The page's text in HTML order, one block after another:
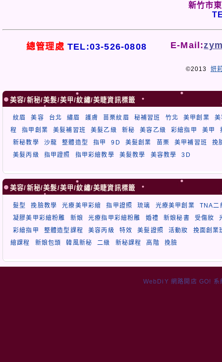
新竹市
總管理處 TEL:03-526-0808 E-Mail:
©2013 妍
美容/新秘/美髮/美甲/紋繡/美睫資訊標籤
紋眉 美容 台北 繡眉 護膚 苗栗紋眉 秘補習班 竹北 美甲創業
程
指甲創業 美髮補習班 美髮乙級 新秘 美容乙級 彩繪指甲 美甲
新秘教學
沙龍 整體造型 指甲 9D 美髮創業 苗栗 美甲補習班
挽
美髮丙級
指甲證照 指甲彩繪教學 美髮教學 美容教學 3D
美容/新秘/美髮/美甲/紋繡/美睫資訊標籤
髮型 挽臉教學 光療美甲彩繪 指甲證照 琉璃 光療美甲創業
TNA二
凝膠美甲彩繪粉雕
新娘 光療指甲彩繪粉雕 婚禮 新娘秘書 受傷妝
彩繪指甲
整體造型課程 美容丙級 特效 美髮證照 活動妝
挽面創業
繪課程
新娘包頭 韓風新秘 二級 新秘課程 高階 挽臉
WebDiY 網路開店 GO! 系